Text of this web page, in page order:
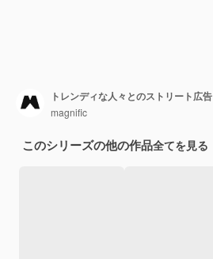
トレンディな人々とのストリート広告
magnific
このシリーズの他の作品全てを見る